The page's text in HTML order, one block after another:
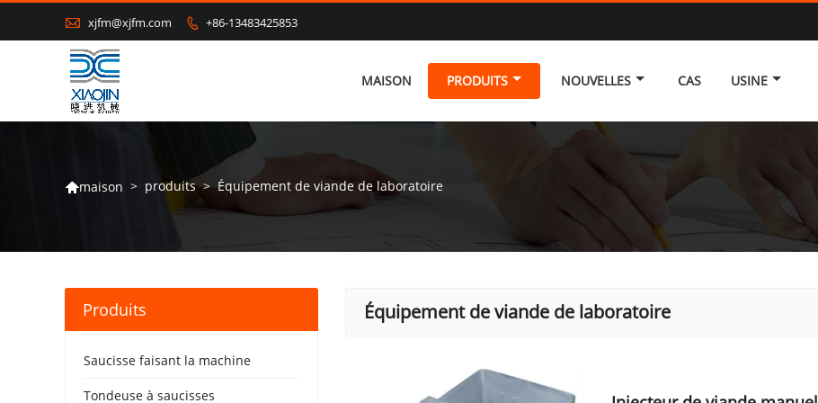
 xjfm@xjfm.com  +86-13483425853
MAISON PRODUITS NOUVELLES CAS USINE
maison > produits > Équipement de viande de laboratoire
Équipement de viande de laboratoire
Produits
Saucisse faisant la machine
Tondeuse à saucisses